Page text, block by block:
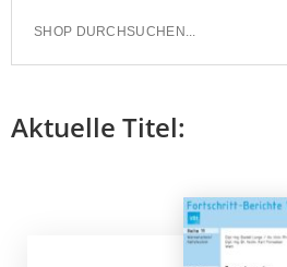
Aktuelle Titel: